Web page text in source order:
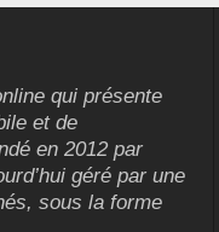
qui présente
et de
en 2012 par
géré par une
sous la forme